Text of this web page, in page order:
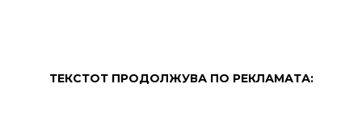
ТЕКСТОТ ПРОДОЛЖУВА ПО РЕКЛАМАТА: